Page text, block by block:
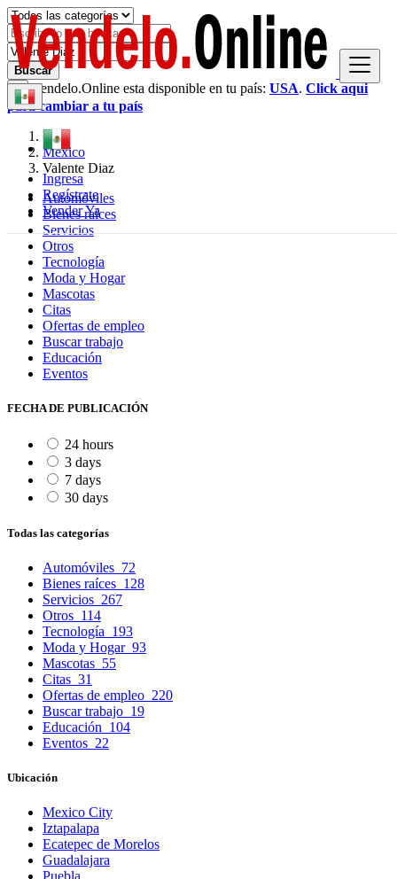
Ingresa
Regístrate
Vender Ya
Buscar
× Vendelo.Online esta disponible en tu país: USA. Click aqui
para cambiar a tu país
México
Valente Diaz
Automóviles
Bienes raíces
Servicios
Otros
Tecnología
Moda y Hogar
Mascotas
Citas
Ofertas de empleo
Buscar trabajo
Educación
Eventos
FECHA DE PUBLICACIÓN
24 hours
3 days
7 days
30 days
Todas las categorías
Automóviles 72
Bienes raíces 128
Servicios 267
Otros 114
Tecnología 193
Moda y Hogar 93
Mascotas 55
Citas 31
Ofertas de empleo 220
Buscar trabajo 19
Educación 104
Eventos 22
Ubicación
Mexico City
Iztapalapa
Ecatepec de Morelos
Guadalajara
Puebla